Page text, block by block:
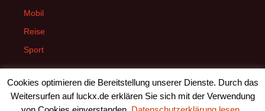
Mobil
Reise
Sport
Cookies optimieren die Bereitstellung unserer Dienste. Durch das
Weitersurfen auf luckx.de erklären Sie sich mit der Verwendung